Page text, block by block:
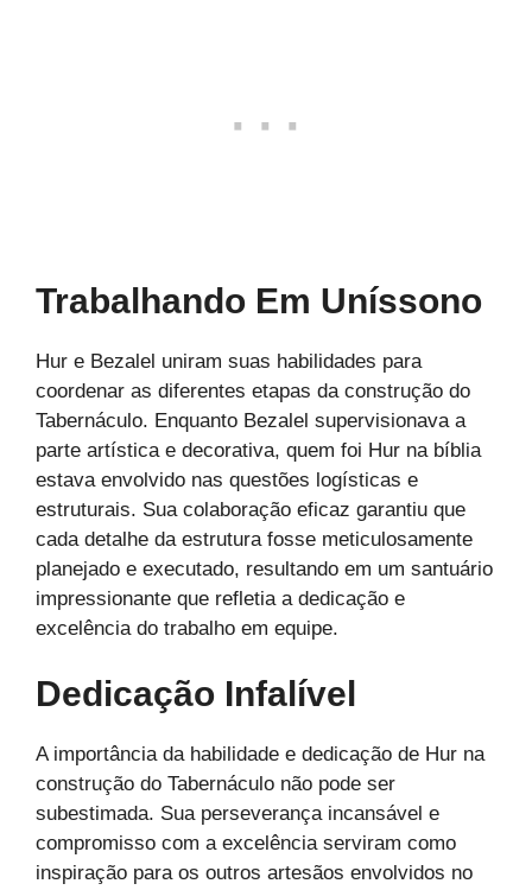
Trabalhando Em Uníssono
Hur e Bezalel uniram suas habilidades para
coordenar as diferentes etapas da construção do
Tabernáculo. Enquanto Bezalel supervisionava a
parte artística e decorativa, quem foi Hur na bíblia
estava envolvido nas questões logísticas e
estruturais. Sua colaboração eficaz garantiu que
cada detalhe da estrutura fosse meticulosamente
planejado e executado, resultando em um santuário
impressionante que refletia a dedicação e
excelência do trabalho em equipe.
Dedicação Infalível
A importância da habilidade e dedicação de Hur na
construção do Tabernáculo não pode ser
subestimada. Sua perseverança incansável e
compromisso com a excelência serviram como
inspiração para os outros artesãos envolvidos no